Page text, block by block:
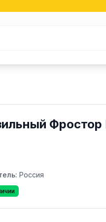
Фростор
Россия